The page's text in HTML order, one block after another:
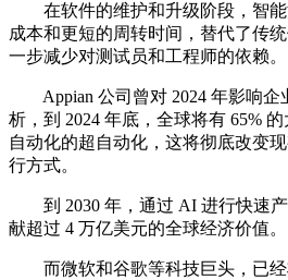
在软件的维护和升级阶段，智能
成本和更短的周转时间，替代了传
一步减少对测试员和工程师的依赖。
Appian 公司曾对 2024 年影响企
析，到 2024 年底，全球将有 65%
自动化的超自动化，这将彻底改变
行方式。
到 2030 年，通过 AI 进行快速产
献超过 4 万亿美元的全球经济价值。
而微软和谷歌等科技巨头，已经